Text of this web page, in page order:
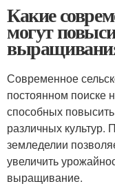
Какие
могут
Современное
постоянном поиске
способных
различных культур.
земледелии
увеличить
выращивание.